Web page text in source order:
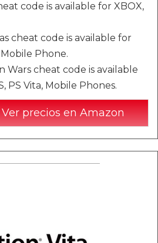
code is available for XBOX,
cheat code is available for
Mobile Phone.
Wars cheat code is available
PS Vita, Mobile Phones.
precios en Amazon